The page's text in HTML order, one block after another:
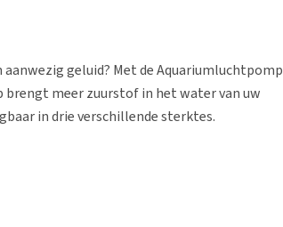
geluid? Met de Aquariumluchtpomp
brengt meer zuurstof in het water van uw
in drie verschillende sterktes.